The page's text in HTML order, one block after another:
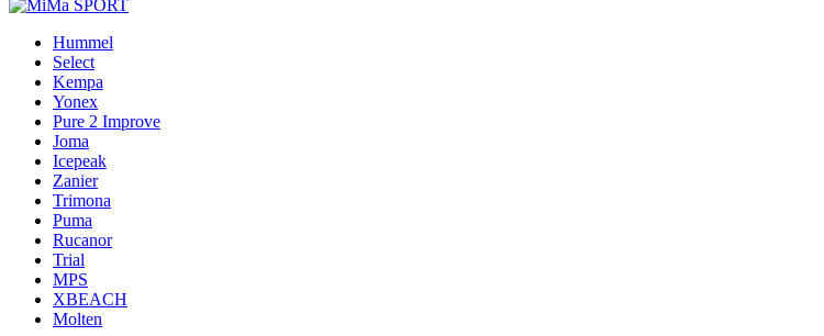
Hummel
Select
Kempa
Yonex
Pure 2 Improve
Joma
Icepeak
Zanier
Trimona
Puma
Rucanor
Trial
MPS
XBEACH
Molten